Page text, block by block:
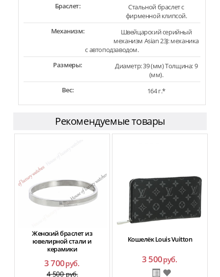
Браслет:
Стальной браслет с
фирменной клипсой.
Механизм:
Швейцарский серийный
механизм Asian 23J: механика
с автоподзаводом.
Размеры:
Диаметр: 39 (мм) Толщина: 9
(мм).
Вес:
164 г.*
Рекомендуемые товары
Женский браслет из
ювелирной стали и
керамики
3 700руб.
4 500руб.
Кошелёк Louis Vuitton
3 500руб.